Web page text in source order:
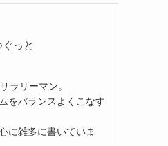
ぐっと
ラリーマン。
をバランスよくこなす
に雑多に書いていま